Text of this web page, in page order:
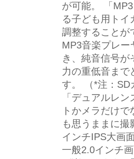
が可能。 「
る子ども用トイ
調整することが
MP3音楽プレ
き、純音信号
力の重低音まで
す。 （*注：SD
「デュアルレ
トかメラだけ
も思うままに
インチIPS大画
一般2.0インチ